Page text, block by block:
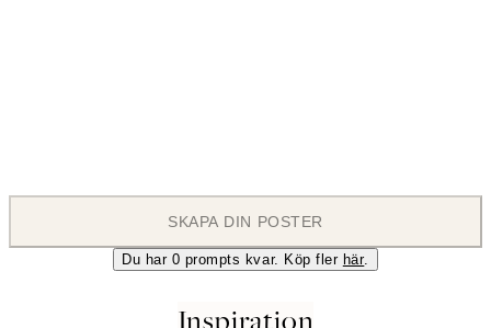
SKAPA DIN POSTER
Du har 0 prompts kvar. Köp fler här.